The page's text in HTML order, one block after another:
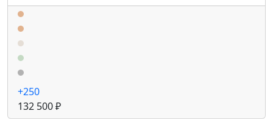
+250
132 500 ₽